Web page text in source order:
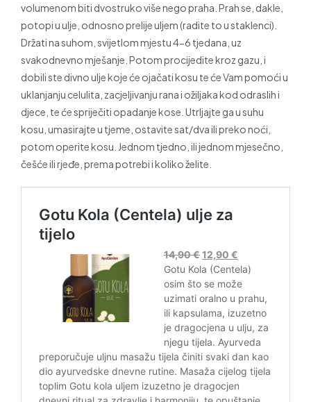
volumenom biti dvostruko više nego praha. Prah se, dakle,
potopi u ulje, odnosno prelije uljem (radite to u staklenci).
Držati na suhom, svijetlom mjestu 4-6 tjedana, uz
svakodnevno mješanje. Potom procijedite kroz gazu, i
dobili ste divno ulje koje će ojačati kosu te će Vam pomoći u
uklanjanju celulita, zacjeljivanju rana i ožiljaka kod odraslih i
djece, te će spriječiti opadanje kose. Utrljajte ga u suhu
kosu, umasirajte u tjeme, ostavite sat/dva ili preko noći,
potom operite kosu. Jednom tjedno, ili jednom mjesečno,
češće ili rjeđe, prema potrebi i koliko želite.